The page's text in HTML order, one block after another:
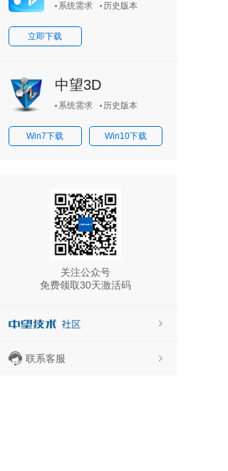
系统需求 历史版本
立即下载
中望3D
系统需求 历史版本
Win7下载 Win10下载
关注公众号
免费领取30天激活码
联系客服